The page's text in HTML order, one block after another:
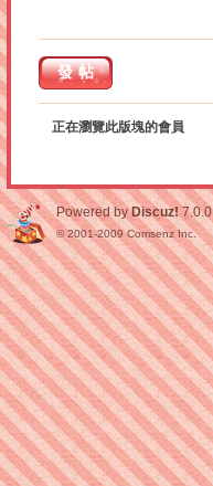
發帖
正在瀏覽此版塊的會員
Powered byDiscuz! 7.0.0
© 2001-2009Comsenz Inc.